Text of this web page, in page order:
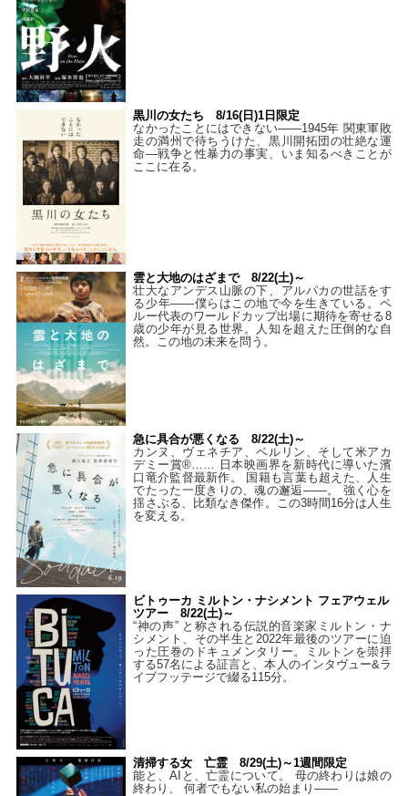
黒川の女たち 8/16(日)1日限定
なかったことにはできない——1945年 関東軍敗
走の満州で待ちうけた、黒川開拓団の壮絶な運
命―戦争と性暴力の事実、いま知るべきことが
ここに在る。
雲と大地のはざまで 8/22(土)～
壮大なアンデス山脈の下、アルパカの世話をす
る少年――僕らはこの地で今を生きている。ペ
ルー代表のワールドカップ出場に期待を寄せる8
歳の少年が見る世界。人知を超えた圧倒的な自
然。この地の未来を問う。
急に具合が悪くなる 8/22(土)～
カンヌ、ヴェネチア、ベルリン、そして米アカ
デミー賞®…… 日本映画界を新時代に導いた濱
口竜介監督最新作。 国籍も言葉も超えた、人生
でたった一度きりの、魂の邂逅――。 強く心を
揺さぶる、比類なき傑作。この3時間16分は人生
を変える。
ビトゥーカ ミルトン・ナシメント フェアウェル
ツアー 8/22(土)～
“神の声” と称される伝説的音楽家ミルトン・ナ
シメント、その半生と2022年最後のツアーに迫
った圧巻のドキュメンタリー。ミルトンを崇拝
する57名による証言と、本人のインタヴュー&ラ
イブフッテージで綴る115分。
清掃する女 亡霊 8/29(土)～1週間限定
能と、AIと、亡霊について。 母の終わりは娘の
終わり、 何者でもない私の始まり――